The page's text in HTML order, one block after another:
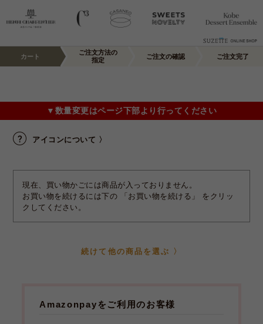
カート
ご注文方法の
指定
ご注文の確認 ご注文完了
▼数量変更はページ下部より行ってください
アイコンについて 〉
現在、買い物かごには商品が入っておりません。
お買い物を続けるには下の 「お買い物を続ける」 をクリッ
クしてください。
Amazonpayをご利用のお客様